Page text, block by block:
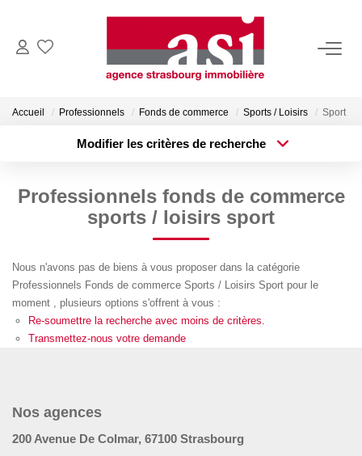
VENDRE
Estimez Votre Bien
Pourquoi Nous Choisir ?
ACHETER
Consulter Nos Annonces
Dossier Locataire
Accueil Professionnels Fonds de commerce Sports / Loisirs Sport
Modifier les critères de recherche
Type de bien
Surface min
Créer une alerte
Professionnels fonds de commerce
sports / loisirs sport
Nous n'avons pas de biens à vous proposer dans la catégorie
Professionnels Fonds de commerce Sports / Loisirs Sport pour le
moment , plusieurs options s'offrent à vous :
Re-soumettre la recherche avec moins de critères.
Transmettez-nous votre demande
Nos agences
200 Avenue De Colmar, 67100 Strasbourg